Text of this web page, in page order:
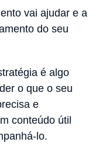
vai ajudar e a
do seu
é algo
o que o seu
e
conteúdo útil
lo.⠀